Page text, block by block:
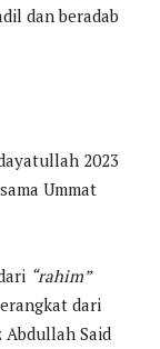
dan beradab
2023
Ummat
“rahim”
dari
Abdullah Said